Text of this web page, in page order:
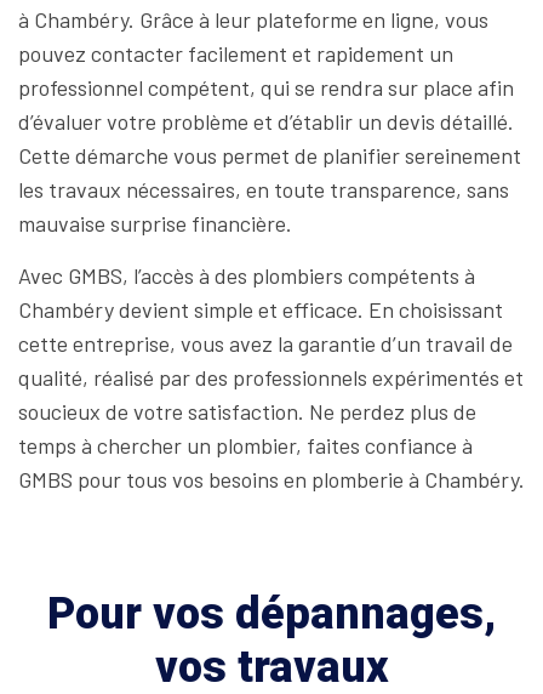
à Chambéry. Grâce à leur plateforme en ligne, vous
pouvez contacter facilement et rapidement un
professionnel compétent, qui se rendra sur place afin
d’évaluer votre problème et d’établir un devis détaillé.
Cette démarche vous permet de planifier sereinement
les travaux nécessaires, en toute transparence, sans
mauvaise surprise financière.
Avec GMBS, l’accès à des plombiers compétents à
Chambéry devient simple et efficace. En choisissant
cette entreprise, vous avez la garantie d’un travail de
qualité, réalisé par des professionnels expérimentés et
soucieux de votre satisfaction. Ne perdez plus de
temps à chercher un plombier, faites confiance à
GMBS pour tous vos besoins en plomberie à Chambéry.
Pour vos dépannages,
vos travaux